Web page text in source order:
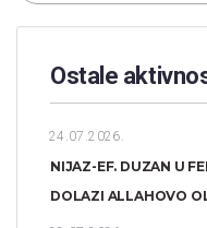
Ostale
24.07.2026.
NIJAZ-EF. DUZAN U
DOLAZI ALLAHOVO